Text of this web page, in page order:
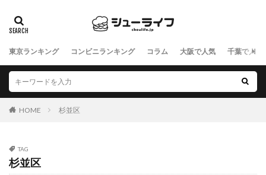
東京ランキング コンビニランキング コラム 大阪で人気 千葉で人気
HOME 杉並区
TAG
杉並区